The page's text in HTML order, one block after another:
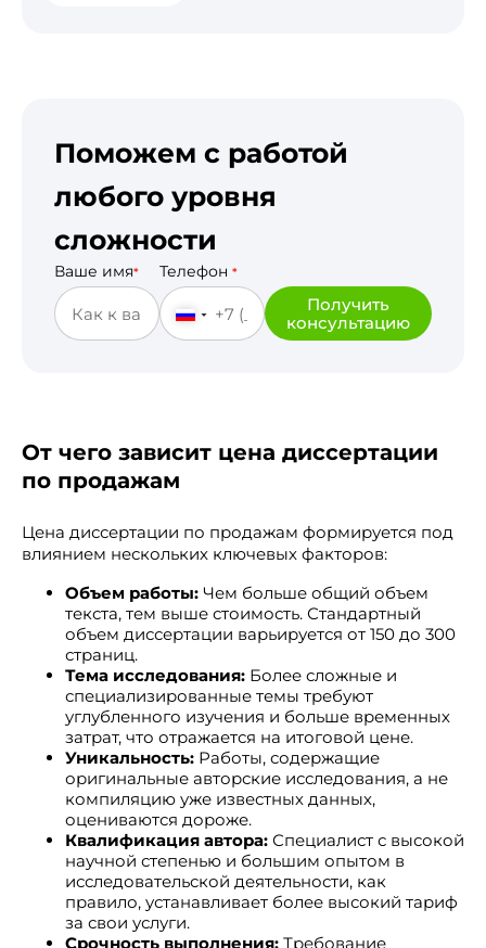
Поможем с работой
любого уровня
сложности
Ваше имя* Телефон *
Получить
консультацию
От чего зависит цена диссертации
по продажам
Цена диссертации по продажам формируется под
влиянием нескольких ключевых факторов:
Объем работы: Чем больше общий объем
текста, тем выше стоимость. Стандартный
объем диссертации варьируется от 150 до 300
страниц.
Тема исследования: Более сложные и
специализированные темы требуют
углубленного изучения и больше временных
затрат, что отражается на итоговой цене.
Уникальность: Работы, содержащие
оригинальные авторские исследования, а не
компиляцию уже известных данных,
оцениваются дороже.
Квалификация автора: Специалист с высокой
научной степенью и большим опытом в
исследовательской деятельности, как
правило, устанавливает более высокий тариф
за свои услуги.
Срочность выполнения: Требование